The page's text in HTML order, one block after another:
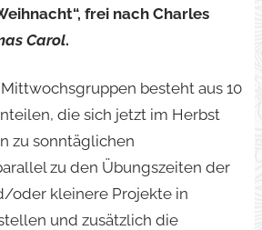
frei nach Charles
Carol.
besteht aus 10
die sich jetzt im Herbst
zu sonntäglichen
zu den Übungszeiten der
oder kleinere Projekte in
und zusätzlich die